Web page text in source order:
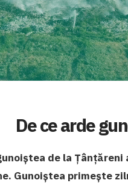
De ce arde
de la
Gunoiștea primește